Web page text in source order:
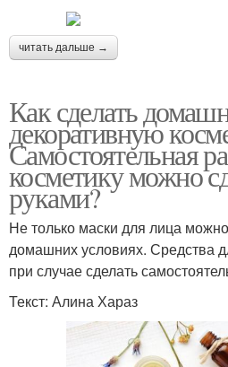
читать дальше →
Как сделать
декоративную
Самостоятельная
косметику можно
руками?
Не только маски для лица
домашних условиях. Средства
при случае сделать
Текст: Алина Хараз